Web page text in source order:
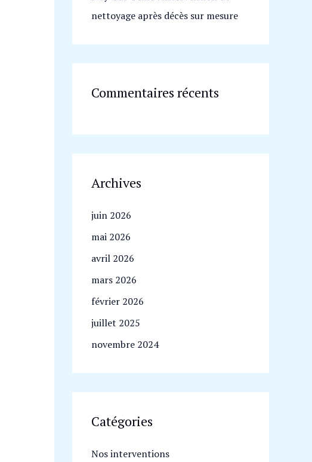
nettoyage après décès sur mesure
Commentaires récents
Archives
juin 2026
mai 2026
avril 2026
mars 2026
février 2026
juillet 2025
novembre 2024
Catégories
Nos interventions